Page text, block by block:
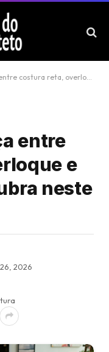
overloque e galoneira? Descubra neste artigo
entre
e
neste
2026